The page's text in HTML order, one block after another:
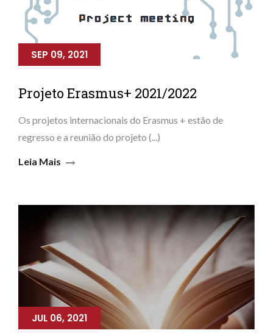
SEP 09, 2021
Projeto Erasmus+ 2021/2022
Os projetos internacionais do Erasmus + estão de
regresso e a reunião do projeto (...)
Leia Mais
JUL 06, 2021